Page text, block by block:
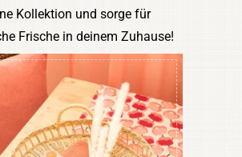
Kollektion und sorge für
Frische in deinem Zuhause!